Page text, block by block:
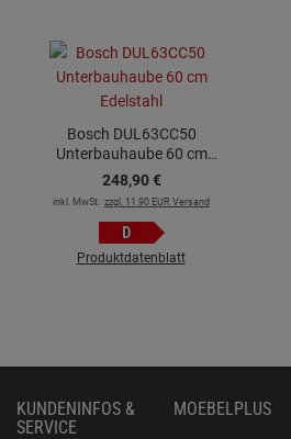
Bosch DUL63CC50
Unterbauhaube 60 cm
Edelstahl
248,90 €
inkl. MwSt. zzgl. 11.90 EUR Versand
D
Produktdatenblatt
KUNDENINFOS &
SERVICE
MOEBELPLUS